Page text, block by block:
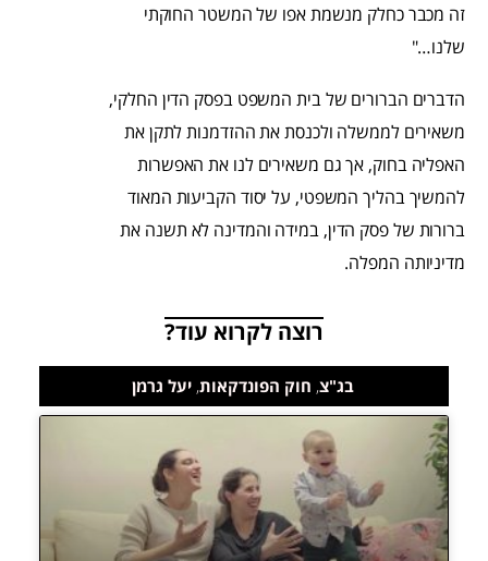
זה מכבר כחלק מנשמת אפו של המשטר החוקתי
שלנו…"
הדברים הברורים של בית המשפט בפסק הדין החלקי,
משאירים לממשלה ולכנסת את ההזדמנות לתקן את
האפליה בחוק, אך גם משאירים לנו את האפשרות
להמשיך בהליך המשפטי, על יסוד הקביעות המאוד
ברורות של פסק הדין, במידה והמדינה לא תשנה את
מדיניותה המפלה.
רוצה לקרוא עוד?
בג"צ, חוק הפונדקאות, יעל גרמן